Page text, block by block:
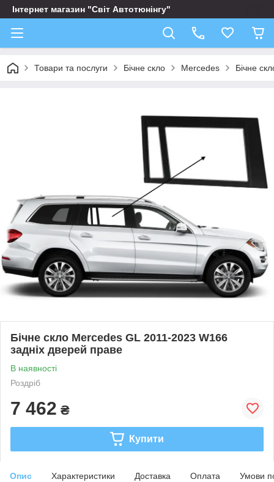
Інтернет магазин "Світ Автотюнінгу"
Товари та послуги Бічне скло Mercedes Бічне
Бічне скло Mercedes GL 2011-2023 W166
задніх дверей праве
В наявності
Роздріб
7 462 ₴
Купити
Опис Характеристики Доставка Оплата Умови